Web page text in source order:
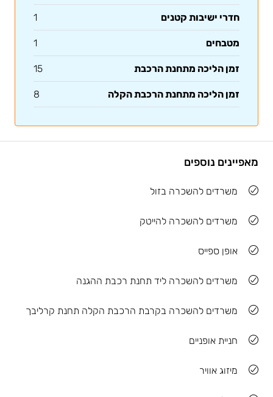
חדרי ישיבות קטנים 1
מטבחים 1
זמן הליכה מתחנת הרכבת 15
זמן הליכה מתחנת הרכבת הקלה 8
מאפיינים נוספים
משרדים להשכרה בזול
משרדים להשכרה להייטק
אופן ספייס
משרדים להשכרה ליד תחנת רכבת ההגנה
משרדים להשכרה בקרבת הרכבת הקלה תחנת קרליבך
חניית אופניים
מיזוג אוויר